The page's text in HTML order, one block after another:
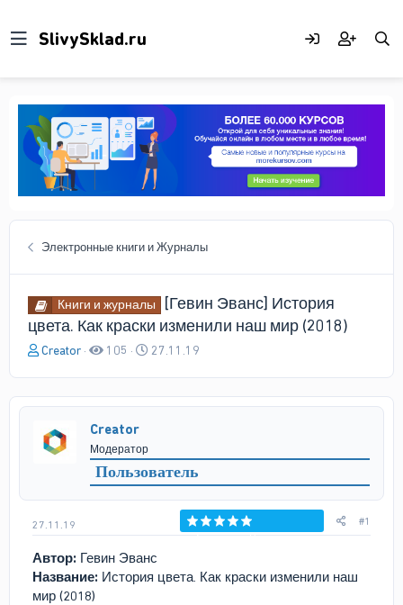
Электронные книги и Журналы
Книги и журналы
[Гевин Эванс] История
цвета. Как краски изменили наш мир (2018)
А
о
т
е
Creator 105
Д
а
а
л
а
27.11.19
Creator
Модератор
Пользователь
27.11.19
Голосов: 0
#1
Автор: Гевин Эванс
Название: История цвета. Как краски изменили наш
мир (2018)